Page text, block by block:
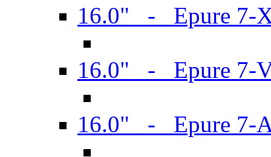
16.0" - Epure 7-
16.0" - Epure 7-
16.0" - Epure 7-